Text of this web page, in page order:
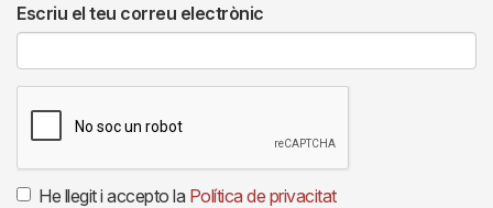
Escriu el teu correu electrònic
He llegit i accepto la Política de privacitat